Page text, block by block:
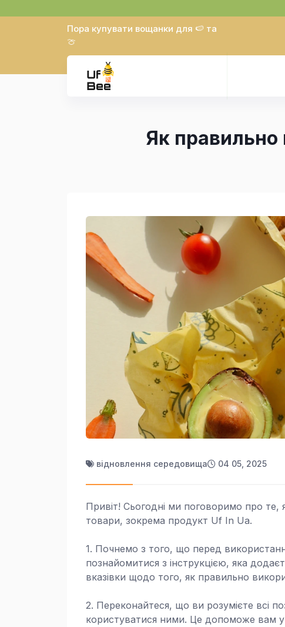
Пора купувати вощанки для 🍉 та
🍈
Як правильно
відновлення середовища 04 05, 2025
Привіт! Сьогодні ми поговоримо про
товари, зокрема продукт Uf In Ua.
1. Почнемо з того, що перед
познайомитися з інструкцією, яка
вказівки щодо того, як правильно
2. Переконайтеся, що ви розумієте всі
користуватися ними. Це допоможе вам